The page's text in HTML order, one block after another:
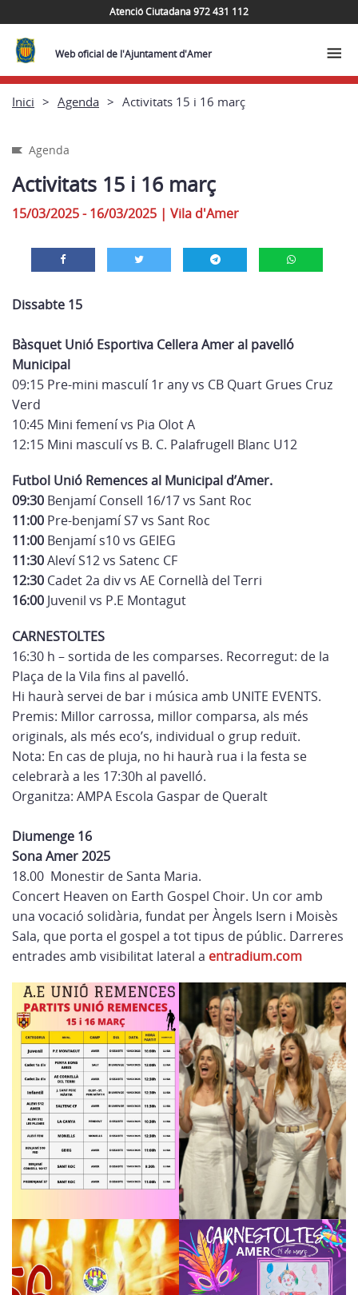
Atenció Ciutadana 972 431 112
Web oficial de l'Ajuntament d'Amer
Inici Agenda Activitats 15 i 16 març
Agenda
Activitats 15 i 16 març
15/03/2025 - 16/03/2025 | Vila d'Amer
Dissabte 15
Bàsquet Unió Esportiva Cellera Amer al pavelló
Municipal
09:15 Pre-mini masculí 1r any vs CB Quart Grues Cruz
Verd
10:45 Mini femení vs Pia Olot A
12:15 Mini masculí vs B. C. Palafrugell Blanc U12
Futbol Unió Remences al Municipal d’Amer.
09:30 Benjamí Consell 16/17 vs Sant Roc
11:00 Pre-benjamí S7 vs Sant Roc
11:00 Benjamí s10 vs GEIEG
11:30Aleví S12 vs Satenc CF
12:30 Cadet 2a div vs AE Cornellà del Terri
16:00 Juvenil vs P.E Montagut
CARNESTOLTES
16:30 h – sortida de les comparses. Recorregut: de la
Plaça de la Vila fins al pavelló.
Hi haurà servei de bar i música amb UNITE EVENTS.
Premis: Millor carrossa, millor comparsa, als més
originals, als més eco’s, individual o grup reduït.
Nota: En cas de pluja, no hi haurà rua i la festa se
celebrarà a les 17:30h al pavelló.
Organitza: AMPA Escola Gaspar de Queralt
Diumenge 16
Sona Amer 2025
18.00 Monestir de Santa Maria.
Concert Heaven on Earth Gospel Choir. Un cor amb
una vocació solidària, fundat per Àngels Isern i Moisès
Sala, que porta el gospel a tot tipus de públic. Darreres
entrades amb visibilitat lateral a entradium.com